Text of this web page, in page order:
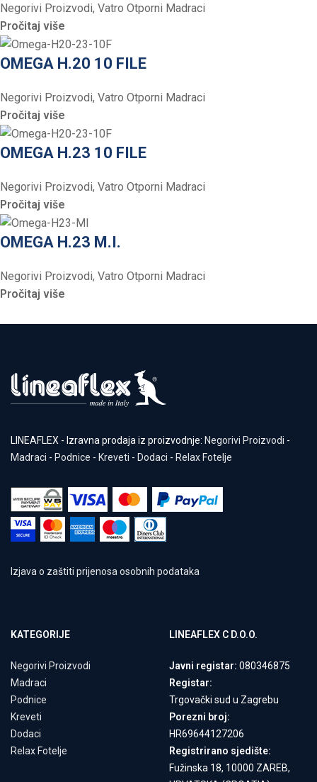
Negorivi Proizvodi, Vatro Otporni Madraci
Pročitaj više
OMEGA H.20 10 FILE
Negorivi Proizvodi, Vatro Otporni Madraci
Pročitaj više
OMEGA H.23 10 FILE
Negorivi Proizvodi, Vatro Otporni Madraci
Pročitaj više
OMEGA H.23 M.I.
Negorivi Proizvodi, Vatro Otporni Madraci
Pročitaj više
LINEAFLEX - Izravna prodaja iz proizvodnje: Negorivi Proizvodi -
Madraci - Podnice - Kreveti - Dodaci - Relax Fotelje
Izjava o zaštiti prijenosa osobnih podataka
KATEGORIJE
Negorivi Proizvodi
Madraci
Podnice
Kreveti
Dodaci
Relax Fotelje
LINEAFLEX C D.O.O.
Javni registar: 080346875
Registar:
Trgovački sud u Zagrebu
Porezni broj:
HR69644127206
Registrirano sjedište:
Fužinska 18, 10000 ZAREB,